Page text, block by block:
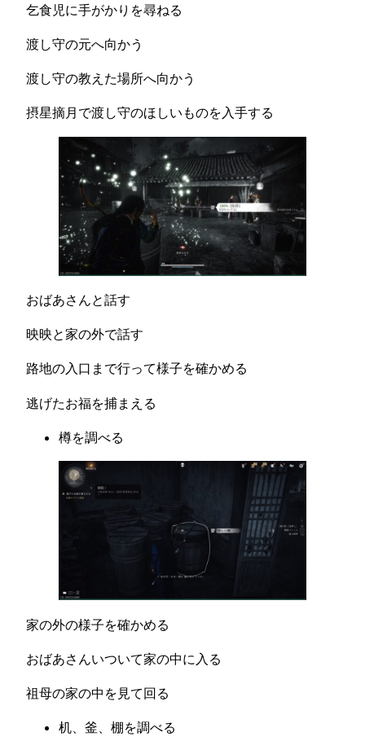
乞食児に手がかりを尋ねる
渡し守の元へ向かう
渡し守の教えた場所へ向かう
摂星摘月で渡し守のほしいものを入手する
おばあさんと話す
映映と家の外で話す
路地の入口まで行って様子を確かめる
逃げたお福を捕まえる
樽を調べる
家の外の様子を確かめる
おばあさんいついて家の中に入る
祖母の家の中を見て回る
机、釜、棚を調べる